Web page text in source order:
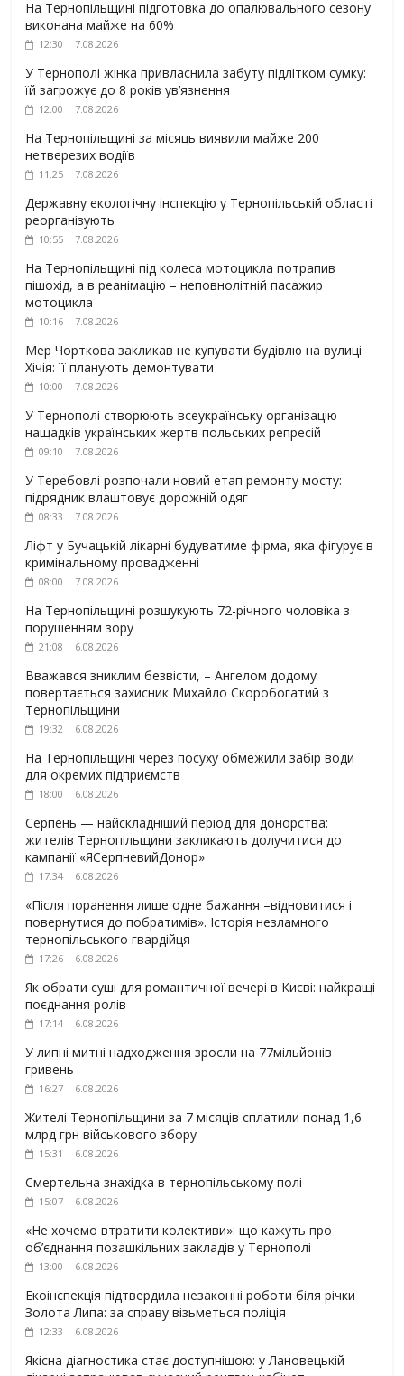
На Тернопільщині підготовка до опалювального сезону
виконана майже на 60%
12:30 | 7.08.2026
У Тернополі жінка привласнила забуту підлітком сумку:
їй загрожує до 8 років ув’язнення
12:00 | 7.08.2026
На Тернопільщині за місяць виявили майже 200
нетверезих водіїв
11:25 | 7.08.2026
Державну екологічну інспекцію у Тернопільській області
реорганізують
10:55 | 7.08.2026
На Тернопільщині під колеса мотоцикла потрапив
пішохід, а в реанімацію – неповнолітній пасажир
мотоцикла
10:16 | 7.08.2026
Мер Чорткова закликав не купувати будівлю на вулиці
Хічія: її планують демонтувати
10:00 | 7.08.2026
У Тернополі створюють всеукраїнську організацію
нащадків українських жертв польських репресій
09:10 | 7.08.2026
У Теребовлі розпочали новий етап ремонту мосту:
підрядник влаштовує дорожній одяг
08:33 | 7.08.2026
Ліфт у Бучацькій лікарні будуватиме фірма, яка фігурує в
кримінальному провадженні
08:00 | 7.08.2026
На Тернопільщині розшукують 72-річного чоловіка з
порушенням зору
21:08 | 6.08.2026
Вважався зниклим безвісти, – Ангелом додому
повертається захисник Михайло Скоробогатий з
Тернопільщини
19:32 | 6.08.2026
На Тернопільщині через посуху обмежили забір води
для окремих підприємств
18:00 | 6.08.2026
Серпень — найскладніший період для донорства:
жителів Тернопільщини закликають долучитися до
кампанії «ЯСерпневийДонор»
17:34 | 6.08.2026
«Після поранення лише одне бажання –відновитися і
повернутися до побратимів». Історія незламного
тернопільського гвардійця
17:26 | 6.08.2026
Як обрати суші для романтичної вечері в Києві: найкращі
поєднання ролів
17:14 | 6.08.2026
У липні митні надходження зросли на 77мільйонів
гривень
16:27 | 6.08.2026
Жителі Тернопільщини за 7 місяців сплатили понад 1,6
млрд грн військового збору
15:31 | 6.08.2026
Смертельна знахідка в тернопільському полі
15:07 | 6.08.2026
«Не хочемо втратити колективи»: що кажуть про
об’єднання позашкільних закладів у Тернополі
13:00 | 6.08.2026
Екоінспекція підтвердила незаконні роботи біля річки
Золота Липа: за справу візьметься поліція
12:33 | 6.08.2026
Якісна діагностика стає доступнішою: у Лановецькій